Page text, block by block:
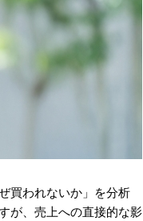
買われないか」を分析
が、売上への直接的な影